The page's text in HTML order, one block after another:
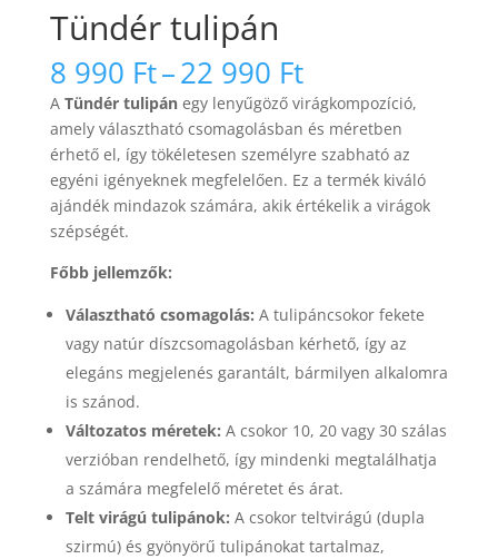
Tündér tulipán
8 990 Ft–22 990 FtÁrtartomány:
8
990 Ft
-
22
990 Ft
A Tündér tulipánegy lenyűgöző virágkompozíció,
amely választható csomagolásban és méretben
érhető el, így tökéletesen személyre szabható az
egyéni igényeknek megfelelően. Ez a termék kiváló
ajándék mindazok számára, akik értékelik a virágok
szépségét.
Főbb jellemzők:
Választható csomagolás: A tulipáncsokor fekete
vagy natúr díszcsomagolásban kérhető, így az
elegáns megjelenés garantált, bármilyen alkalomra
is szánod.
Változatos méretek: A csokor 10, 20 vagy 30 szálas
verzióban rendelhető, így mindenki megtalálhatja
a számára megfelelő méretet és árat.
Telt virágú tulipánok: A csokor teltvirágú (dupla
szirmú) és gyönyörű tulipánokat tartalmaz,